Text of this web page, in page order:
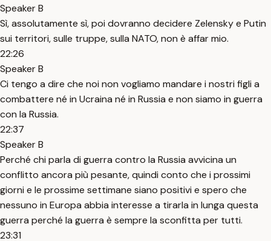
Speaker B
Sì, assolutamente sì, poi dovranno decidere Zelensky e Putin
sui territori, sulle truppe, sulla NATO, non è affar mio.
22:26
Speaker B
Ci tengo a dire che noi non vogliamo mandare i nostri figli a
combattere né in Ucraina né in Russia e non siamo in guerra
con la Russia.
22:37
Speaker B
Perché chi parla di guerra contro la Russia avvicina un
conflitto ancora più pesante, quindi conto che i prossimi
giorni e le prossime settimane siano positivi e spero che
nessuno in Europa abbia interesse a tirarla in lunga questa
guerra perché la guerra è sempre la sconfitta per tutti.
23:31